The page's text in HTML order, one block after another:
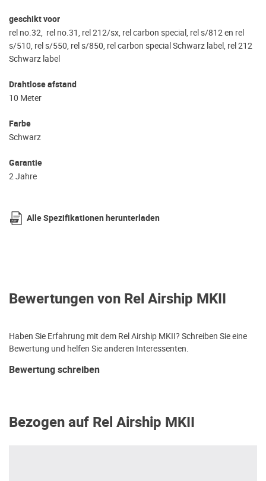
geschikt voor
rel no.32, rel no.31, rel 212/sx, rel carbon special, rel s/812 en rel
s/510, rel s/550, rel s/850, rel carbon special Schwarz label, rel 212
Schwarz label
Drahtlose afstand
10 Meter
Farbe
Schwarz
Garantie
2 Jahre
Alle Spezifikationen herunterladen
Bewertungen von Rel Airship MKII
Haben Sie Erfahrung mit dem Rel Airship MKII? Schreiben Sie eine
Bewertung und helfen Sie anderen Interessenten.
Bewertung schreiben
Bezogen auf Rel Airship MKII